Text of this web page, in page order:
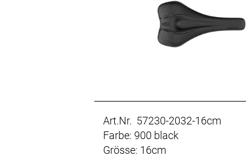
Art.Nr. 57230-2032-16cm
Farbe: 900 black
Grösse: 16cm